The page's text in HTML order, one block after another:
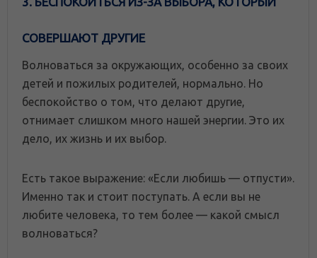
СОВЕРШАЮТ ДРУГИЕ
Волноваться за окружающих, особенно за своих
детей и пожилых родителей, нормально. Но
беспокойство о том, что делают другие,
отнимает слишком много нашей энергии. Это их
дело, их жизнь и их выбор.
Есть такое выражение: «Если любишь — отпусти».
Именно так и стоит поступать. А если вы не
любите человека, то тем более — какой смысл
волноваться?